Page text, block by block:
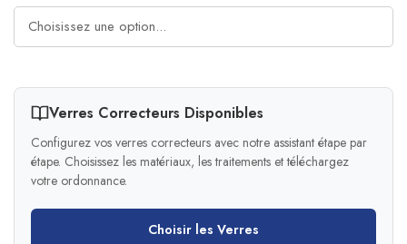
Verres Correcteurs Disponibles
Configurez vos verres correcteurs avec notre assistant étape par
étape. Choisissez les matériaux, les traitements et téléchargez
votre ordonnance.
Choisir les Verres